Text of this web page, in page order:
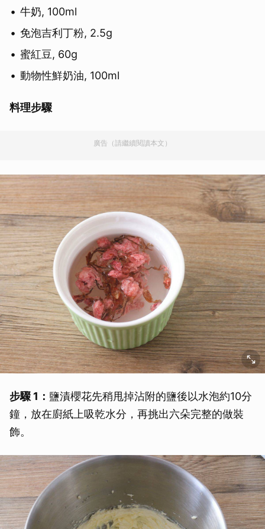
牛奶, 100ml
免泡吉利丁粉, 2.5g
蜜紅豆, 60g
動物性鮮奶油, 100ml
料理步驟
廣告（請繼續閱讀本文）
步驟 1： 鹽漬櫻花先稍甩掉沾附的鹽後以水泡約10分
鐘，放在廚紙上吸乾水分，再挑出六朵完整的做裝
飾。